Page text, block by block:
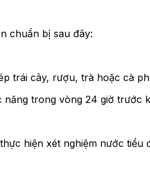
chuẩn bị sau đây:
trái cây, rượu, trà hoặc cà
trong vòng 24 giờ trước
hiện xét nghiệm nước